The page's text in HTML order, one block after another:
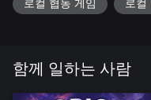
로컬 협동 게임 로컬
함께 일하는 사람